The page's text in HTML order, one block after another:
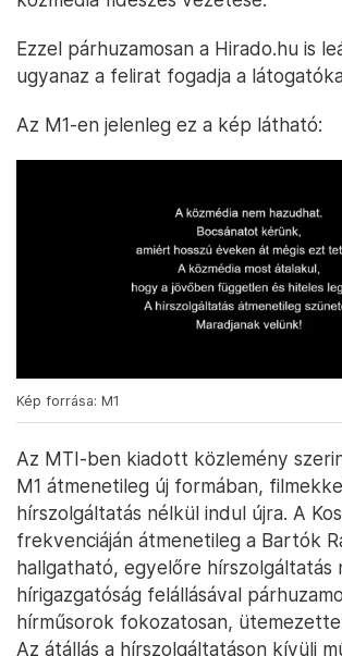
Ezzel párhuzamosan a Hirado.hu is
ugyanaz a felirat fogadja a
Az M1-en jelenleg ez a kép látható:
Kép forrása: M1
Az MTI-ben kiadott közlemény
M1 átmenetileg új formában,
hírszolgáltatás nélkül indul újra. A
frekvenciáján átmenetileg a Bartók
hallgatható, egyelőre hírszolgáltatás
hírigazgatóság felállásával
hírműsorok fokozatosan,
Az átállás a hírszolgáltatáson kívüli